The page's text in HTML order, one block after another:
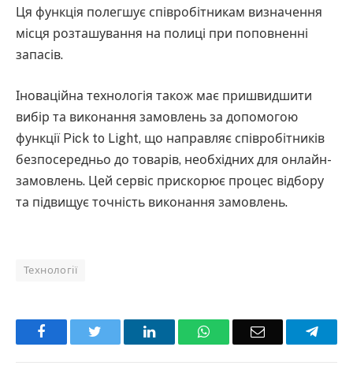
Ця функція полегшує співробітникам визначення
місця розташування на полиці при поповненні
запасів.
Іноваційна технологія також має пришвидшити
вибір та виконання замовлень за допомогою
функції Pick to Light, що направляє співробітників
безпосередньо до товарів, необхідних для онлайн-
замовлень. Цей сервіс прискорює процес відбору
та підвищує точність виконання замовлень.
Технології
Facebook LinkedInWhatsAppEmail